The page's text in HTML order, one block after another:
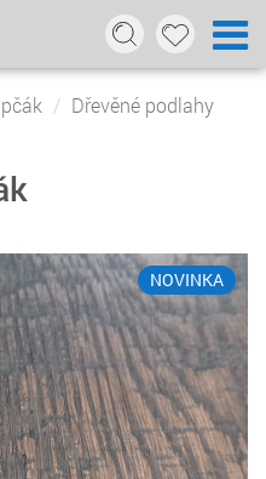
Dřevěné podlahy
NOVINKA